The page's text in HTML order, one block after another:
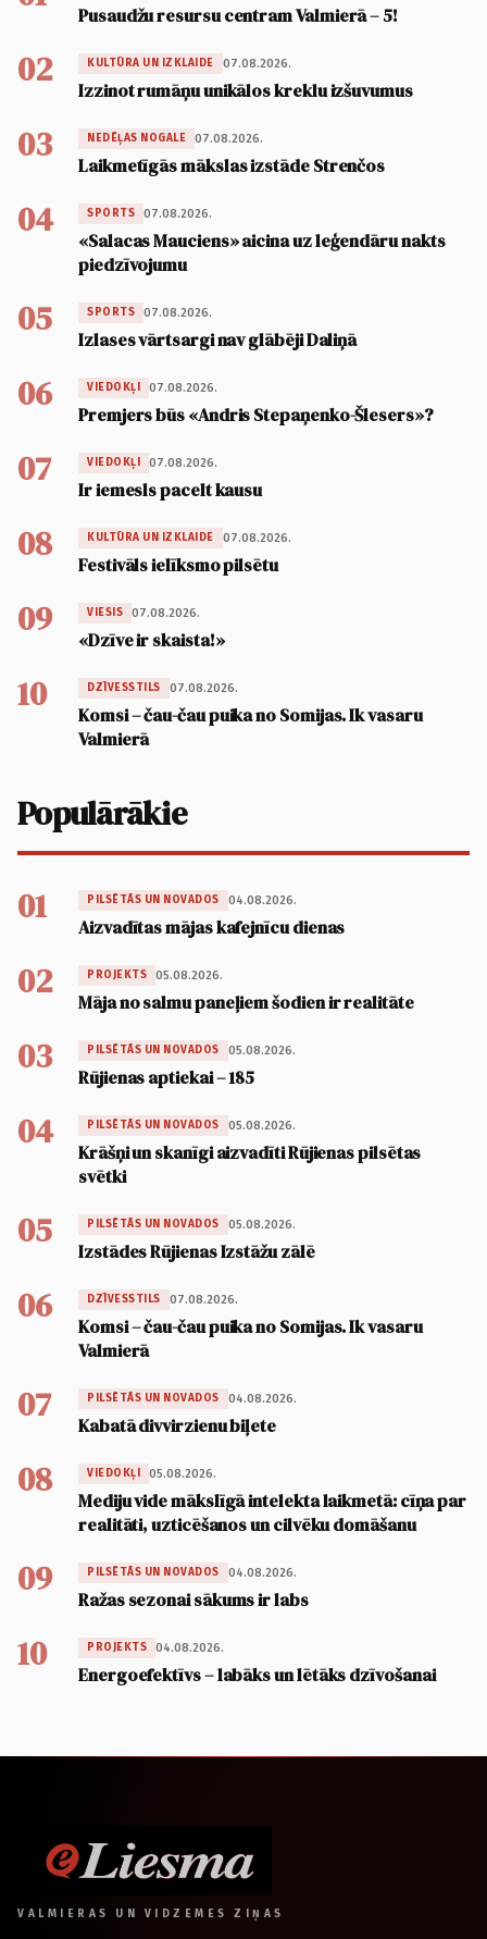
Pusaudžu resursu centram Valmierā – 5!
02 KULTŪRA UN IZKLAIDE 07.08.2026.
Izzinot rumāņu unikālos kreklu izšuvumus
03 NEDĒĻAS NOGALE 07.08.2026.
Laikmetīgās mākslas izstāde Strenčos
04 SPORTS 07.08.2026.
«Salacas Mauciens» aicina uz leģendāru nakts
piedzīvojumu
05 SPORTS 07.08.2026.
Izlases vārtsargi nav glābēji Daliņā
06 VIEDOKĻI 07.08.2026.
Premjers būs «Andris Stepaņenko-Šlesers»?
07 VIEDOKĻI 07.08.2026.
Ir iemesls pacelt kausu
08 KULTŪRA UN IZKLAIDE 07.08.2026.
Festivāls ielīksmo pilsētu
09 VIESIS 07.08.2026.
«Dzīve ir skaista!»
10 DZĪVESSTILS 07.08.2026.
Komsi – čau-čau puika no Somijas. Ik vasaru
Valmierā
Populārākie
01 PILSĒTĀS UN NOVADOS 04.08.2026.
Aizvadītas mājas kafejnīcu dienas
02 PROJEKTS 05.08.2026.
Māja no salmu paneļiem šodien ir realitāte
03 PILSĒTĀS UN NOVADOS 05.08.2026.
Rūjienas aptiekai – 185
04 PILSĒTĀS UN NOVADOS 05.08.2026.
Krāšņi un skanīgi aizvadīti Rūjienas pilsētas
svētki
05 PILSĒTĀS UN NOVADOS 05.08.2026.
Izstādes Rūjienas Izstāžu zālē
06 DZĪVESSTILS 07.08.2026.
Komsi – čau-čau puika no Somijas. Ik vasaru
Valmierā
07 PILSĒTĀS UN NOVADOS 04.08.2026.
Kabatā divvirzienu biļete
08 VIEDOKĻI 05.08.2026.
Mediju vide mākslīgā intelekta laikmetā: cīņa par
realitāti, uzticēšanos un cilvēku domāšanu
09 PILSĒTĀS UN NOVADOS 04.08.2026.
Ražas sezonai sākums ir labs
10 PROJEKTS 04.08.2026.
Energoefektīvs – labāks un lētāks dzīvošanai
VALMIERAS UN VIDZEMES ZIŅAS